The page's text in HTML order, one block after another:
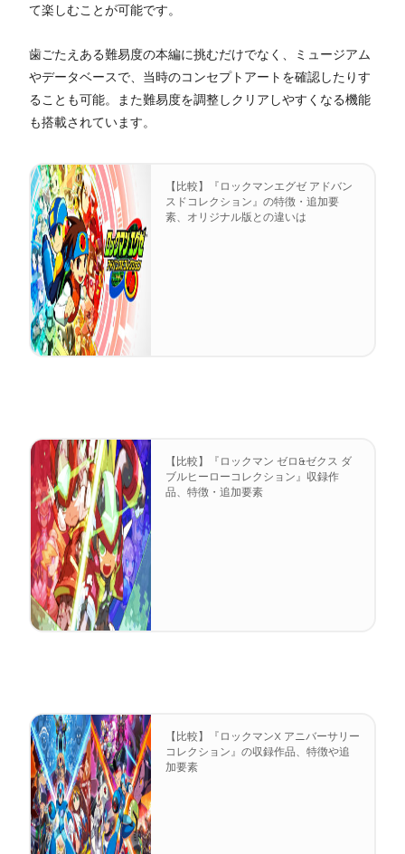
て楽しむことが可能です。
歯ごたえある難易度の本編に挑むだけでなく、ミュージアム
やデータベースで、当時のコンセプトアートを確認したりす
ることも可能。また難易度を調整しクリアしやすくなる機能
も搭載されています。
【比較】『ロックマンエグゼ アドバン
スドコレクション』の特徴・追加要
素、オリジナル版との違いは
【比較】『ロックマン ゼロ&ゼクス ダ
ブルヒーローコレクション』収録作
品、特徴・追加要素
【比較】『ロックマンX アニバーサリー
コレクション』の収録作品、特徴や追
加要素